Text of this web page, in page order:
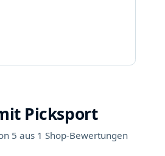
Picksport
5 aus 1 Shop-Bewertungen